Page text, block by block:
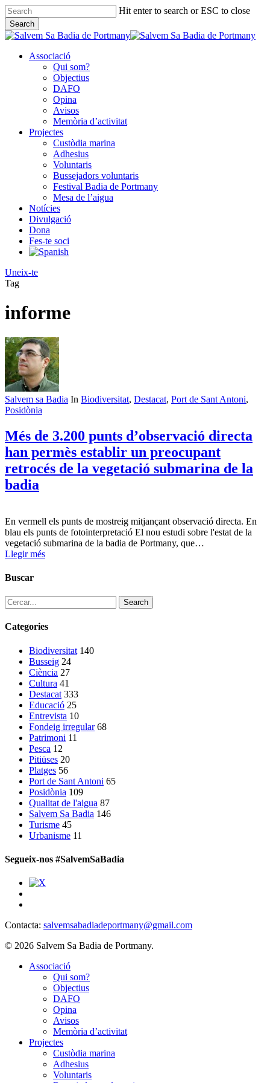
Skip
to
main
content
Hit enter to search or ESC to close
Search
Close
Associació
Qui som?
Objectius
DAFO
Opina
Avisos
Memòria d’activitat
Projectes
Custòdia marina
Adhesius
Voluntaris
Bussejadors voluntaris
Festival Badia de Portmany
Mesa de l’aigua
Notícies
Divulgació
Dona
Fes-te soci
Uneix-te
Tag
informe
Salvem sa Badia In Biodiversitat, Destacat, Port de Sant Antoni,
Posidònia
Més de 3.200 punts d’observació directa
han permès establir un preocupant
retrocés de la vegetació submarina de la
badia
En vermell els punts de mostreig mitjançant observació directa. En
blau els punts de fotointerpretació El nou estudi sobre l'estat de la
vegetació submarina de la badia de Portmany, que…
Llegir més
Buscar
Search
Categories
Biodiversitat 140
Busseig 24
Ciència 27
Cultura 41
Destacat 333
Educació 25
Entrevista 10
Fondeig irregular 68
Patrimoni 11
Pesca 12
Pitiüses 20
Platges 56
Port de Sant Antoni 65
Posidònia 109
Qualitat de l'aigua 87
Salvem Sa Badia 146
Turisme 45
Urbanisme 11
Segueix-nos #SalvemSaBadia
Contacta: salvemsabadiadeportmany@gmail.com
© 2026 Salvem Sa Badia de Portmany.
Close
Associació
Qui som?
Objectius
DAFO
Opina
Avisos
Memòria d’activitat
Projectes
Custòdia marina
Adhesius
Voluntaris